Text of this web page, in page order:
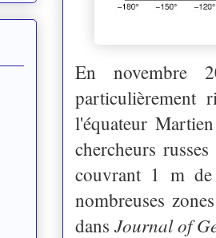
En novembre
particulièrement
l'équateur
chercheurs
couvrant 1 m
nombreuses
dans Journal of